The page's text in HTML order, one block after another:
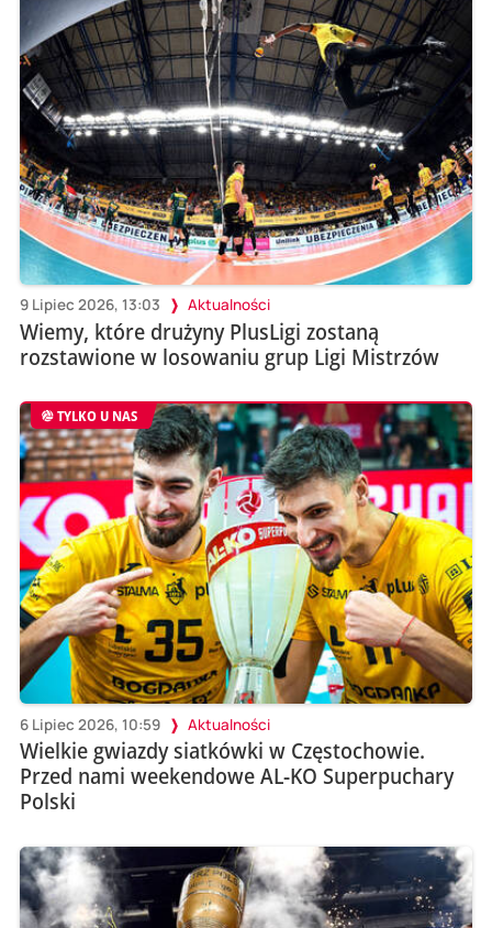
9 Lipiec 2026, 13:03 Aktualności
Wiemy, które drużyny PlusLigi zostaną
rozstawione w losowaniu grup Ligi Mistrzów
TYLKO U NAS
6 Lipiec 2026, 10:59 Aktualności
Wielkie gwiazdy siatkówki w Częstochowie.
Przed nami weekendowe AL-KO Superpuchary
Polski